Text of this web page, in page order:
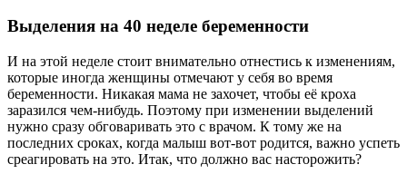
Выделения на 40 неделе беременности
И на этой неделе стоит внимательно отнестись к изменениям,
которые иногда женщины отмечают у себя во время
беременности. Никакая мама не захочет, чтобы её кроха
заразился чем-нибудь. Поэтому при изменении выделений
нужно сразу обговаривать это с врачом. К тому же на
последних сроках, когда малыш вот-вот родится, важно успеть
среагировать на это. Итак, что должно вас насторожить?